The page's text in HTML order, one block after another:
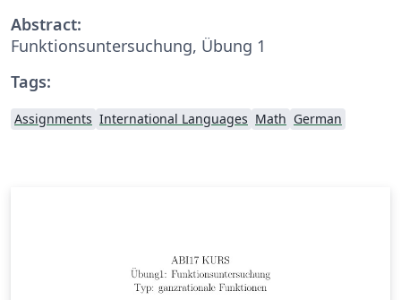
Abstract:
Funktionsuntersuchung, Übung 1
Tags:
Assignments International Languages Math German